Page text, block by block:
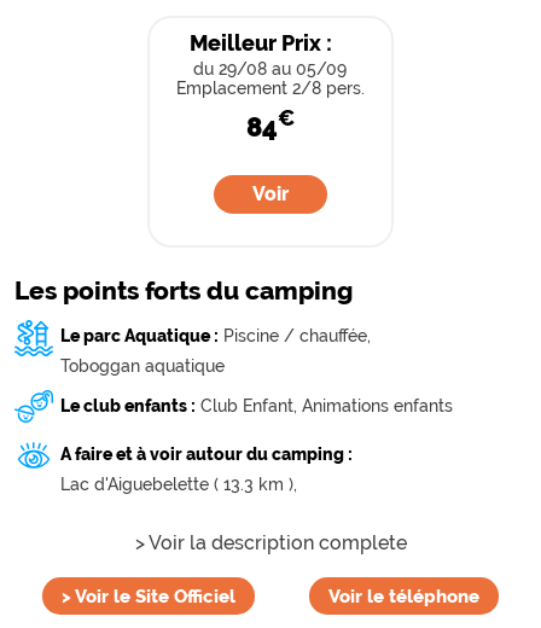
Meilleur Prix :
du 29/08 au 05/09
Emplacement 2/8 pers.
84€
Voir
Les points forts du camping
Le parc Aquatique : Piscine / chauffée,
Toboggan aquatique
Le club enfants : Club Enfant, Animations enfants
A faire et à voir autour du camping :
Lac d'Aiguebelette ( 13.3 km ),
> Voir la description complete
>Voir le Site Officiel Voir le téléphone